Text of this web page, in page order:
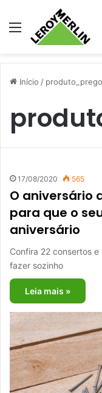
Menu
Início / produto_prego
17/08/2020 565
O aniversário
para que o
aniversário
Confira 22 consertos
fazer sozinho
Leia mais »